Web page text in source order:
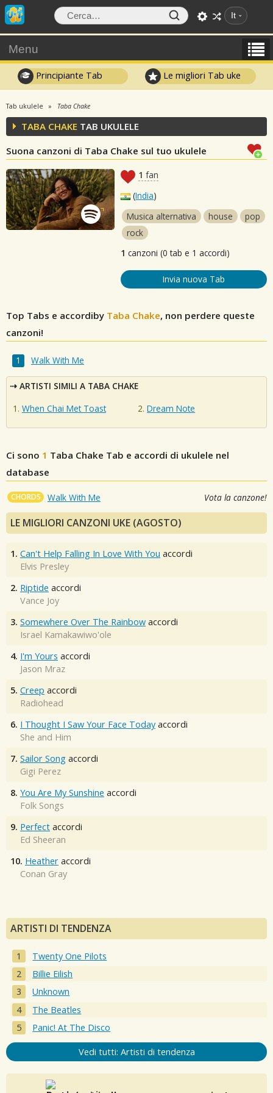
It
Menu
Principiante Tab Le migliori Tab uke
Tab ukulele Taba Chake
TABA CHAKE TAB UKULELE
Suona canzoni di Taba Chake sul tuo ukulele
1 fan
(India)
Musica alternativa
house
pop
rock
1 canzoni (0 tab e 1 accordi)
Invia nuova Tab
Top Tabs e accordiby Taba Chake, non perdere queste
canzoni!
Walk With Me
ARTISTI SIMILI A TABA CHAKE
When Chai Met Toast
Dream Note
Ci sono 1 Taba Chake Tab e accordi di ukulele nel
database
CHORDS Walk With Me Vota la canzone!
LE MIGLIORI CANZONI UKE (AGOSTO)
1. Can't Help Falling In Love With You accordi
Elvis Presley
2. Riptide accordi
Vance Joy
3. Somewhere Over The Rainbow accordi
Israel Kamakawiwo'ole
4. I'm Yours accordi
Jason Mraz
5. Creep accordi
Radiohead
6. I Thought I Saw Your Face Today accordi
She and Him
7. Sailor Song accordi
Gigi Perez
8. You Are My Sunshine accordi
Folk Songs
9. Perfect accordi
Ed Sheeran
10. Heather accordi
Conan Gray
ARTISTI DI TENDENZA
Twenty One Pilots
Billie Eilish
Unknown
The Beatles
Panic! At The Disco
Vedi tutti: Artisti di tendenza